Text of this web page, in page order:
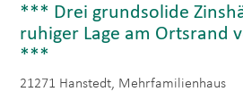
*** Drei grundsolide
ruhiger Lage am Ortsrand
***
21271 Hanstedt, Mehrfamilienhaus